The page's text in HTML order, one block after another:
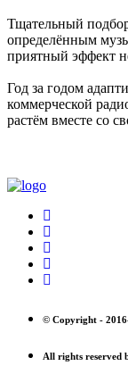
Тщательный
определённым
приятный эффект
Год за годом
коммерческой
растём вместе со
© Copyright -
All rights reserved